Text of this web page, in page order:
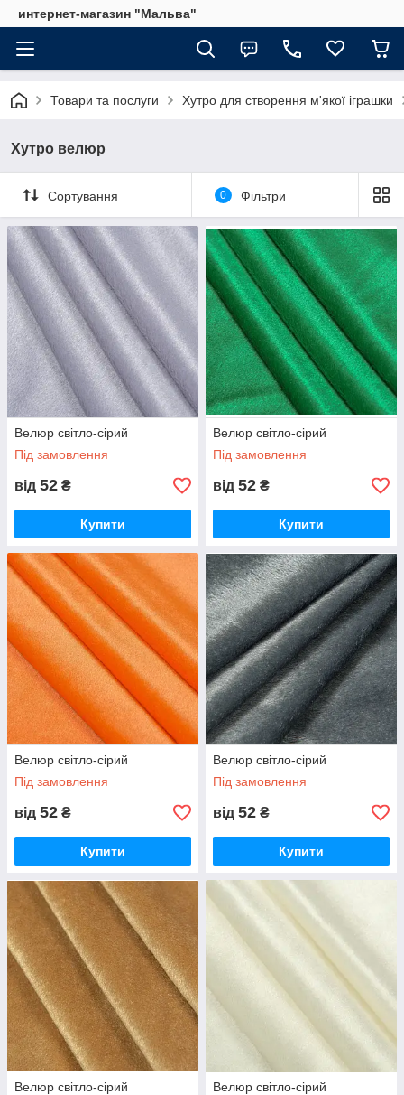
интернет-магазин "Мальва"
Товари та послуги Хутро для створення м'якої іграшки
Хутро велюр
Сортування 0 Фільтри
Велюр світло-сірий
Під замовлення
від 52 ₴
Купити
Велюр світло-сірий
Під замовлення
від 52 ₴
Купити
Велюр світло-сірий
Під замовлення
від 52 ₴
Купити
Велюр світло-сірий
Під замовлення
від 52 ₴
Купити
Велюр світло-сірий
Велюр світло-сірий